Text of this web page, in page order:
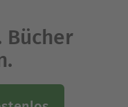
Bücher